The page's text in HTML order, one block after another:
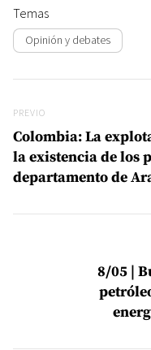
Temas
Opinión y debates
Previo
PREVIO
Colombia: La
la existencia de los
departamento de
8/05 |